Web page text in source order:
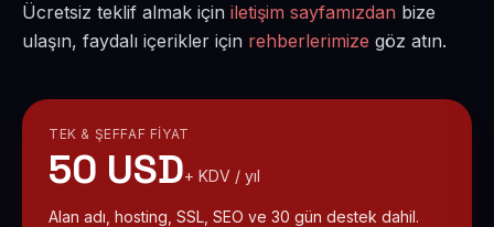
Ücretsiz teklif almak için iletişim sayfamızdan bize
ulaşın, faydalı içerikler için rehberlerimize göz atın.
TEK & ŞEFFAF FIYAT
50 USD+ KDV / yıl
Alan adı, hosting, SSL, SEO ve 30 gün destek dahil.